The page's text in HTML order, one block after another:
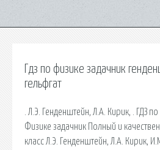
Гдз по физике задачник
гельфгат
. Л.Э. Генденштейн, Л.А. Кирик, . ГДЗ
Физике задачник Полный и
класс Л.Э. Генденштейн, Л.А. Кирик,